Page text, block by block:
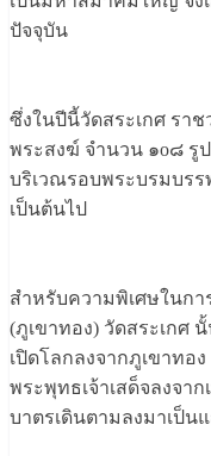
ปัจจุบัน
ซึ่งในปีนี้วัดสระเกศ รา
พระสงฆ์ จำนวน ๑o๘
บริเวณรอบพระบรมบรร
เป็นต้นไป
สำหรับความพิเศษในก
(ภูเขาทอง) วัดสระเกศ
เปิดโลกลงจากภูเขาทอ
พระพุทธเจ้าเสด็จลงจา
บาตรเดินตามลงมาเป็น